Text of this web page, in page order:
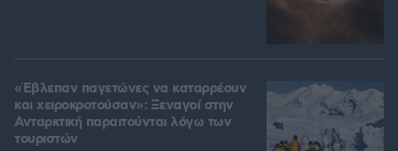
«Έβλεπαν παγετώνες να καταρρέουν
και χειροκροτούσαν»: Ξεναγοί στην
Ανταρκτική παραιτούνται λόγω των
τουριστών